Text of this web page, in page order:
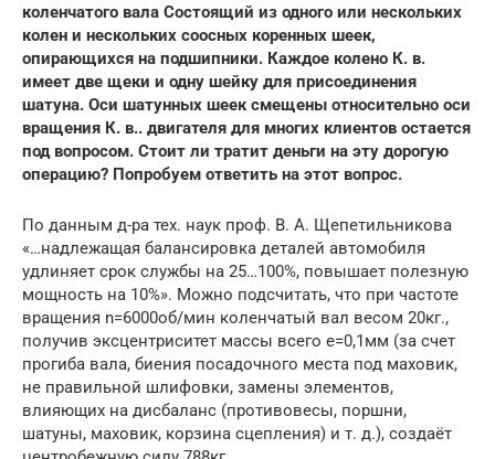
коленчатого вала Состоящий из одного или нескольких
колен и нескольких соосных коренных шеек,
опирающихся на подшипники. Каждое колено К. в.
имеет две щеки и одну шейку для присоединения
шатуна. Оси шатунных шеек смещены относительно оси
вращения К. в.. двигателя для многих клиентов остается
под вопросом. Стоит ли тратит деньги на эту дорогую
операцию? Попробуем ответить на этот вопрос.
По данным д-ра тех. наук проф. В. А. Щепетильникова
«…надлежащая балансировка деталей автомобиля
удлиняет срок службы на 25…100%, повышает полезную
мощность на 10%». Можно подсчитать, что при частоте
вращения n=6000об/мин коленчатый вал весом 20кг.,
получив эксцентриситет массы всего е=0,1мм (за счет
прогиба вала, биения посадочного места под маховик,
не правильной шлифовки, замены элементов,
влияющих на дисбаланс (противовесы, поршни,
шатуны, маховик, корзина сцепления) и т. д.), создаёт